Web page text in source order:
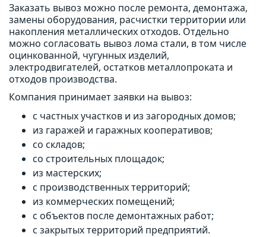
Заказать вывоз можно после ремонта, демонтажа,
замены оборудования, расчистки территории или
накопления металлических отходов. Отдельно
можно согласовать вывоз лома стали, в том числе
оцинкованной, чугунных изделий,
электродвигателей, остатков металлопроката и
отходов производства.
Компания принимает заявки на вывоз:
с частных участков и из загородных домов;
из гаражей и гаражных кооперативов;
со складов;
со строительных площадок;
из мастерских;
с производственных территорий;
из коммерческих помещений;
с объектов после демонтажных работ;
с закрытых территорий предприятий.